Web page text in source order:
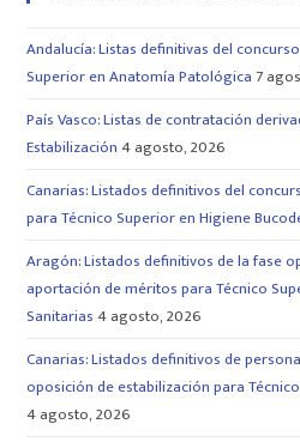
Andalucía: Listas definitivas del
Superior en Anatomía Patológica 7
País Vasco: Listas de contratación
Estabilización 4 agosto, 2026
Canarias: Listados definitivos del
para Técnico Superior en Higiene
Aragón: Listados definitivos de la fase
aportación de méritos para Técnico
Sanitarias 4 agosto, 2026
Canarias: Listados definitivos de
oposición de estabilización para
4 agosto, 2026